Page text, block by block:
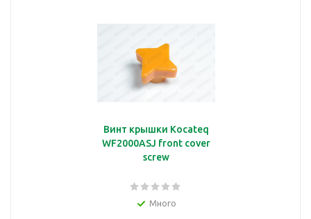
Винт крышки Kocateq
WF2000ASJ front cover
screw
Много